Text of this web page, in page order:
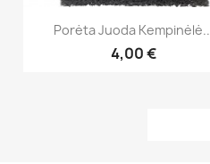
Greita peržiūra
Porėta Juoda
4,00 €